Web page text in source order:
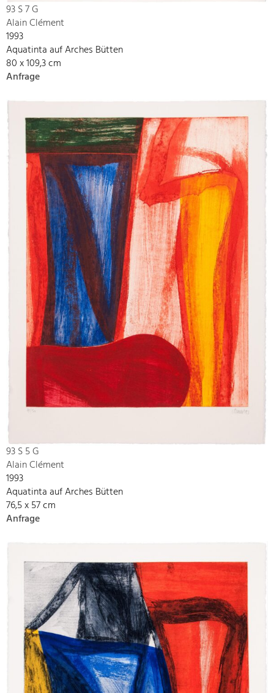
93 S 7 G
Alain Clément
1993
Aquatinta auf Arches Bütten
80 x 109,3 cm
Anfrage
93 S 5 G
Alain Clément
1993
Aquatinta auf Arches Bütten
76,5 x 57 cm
Anfrage